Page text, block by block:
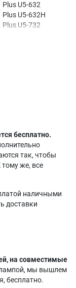
Plus U5-632
Plus U5-632H
Plus U5-732
бесплатно.
так, чтобы
тому же, все
наличными
доставки
на совместимые
лампой, мы вышлем
бесплатно.